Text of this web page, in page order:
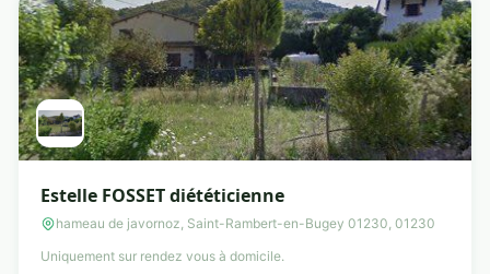
Estelle FOSSET diététicienne
hameau de javornoz, Saint-Rambert-en-Bugey 01230, 01230
Uniquement sur rendez vous à domicile.